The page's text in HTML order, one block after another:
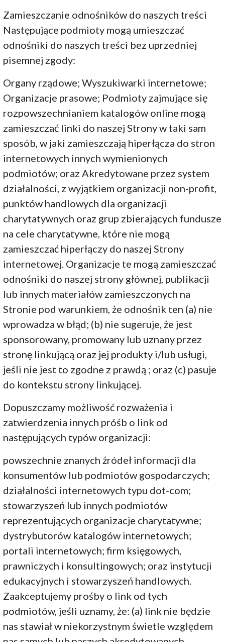
Zamieszczanie odnośników do naszych treści
Następujące podmioty mogą umieszczać
odnośniki do naszych treści bez uprzedniej
pisemnej zgody:
Organy rządowe; Wyszukiwarki internetowe;
Organizacje prasowe; Podmioty zajmujące się
rozpowszechnianiem katalogów online mogą
zamieszczać linki do naszej Strony w taki sam
sposób, w jaki zamieszczają hiperłącza do stron
internetowych innych wymienionych
podmiotów; oraz Akredytowane przez system
działalności, z wyjątkiem organizacji non-profit,
punktów handlowych dla organizacji
charytatywnych oraz grup zbierających fundusze
na cele charytatywne, które nie mogą
zamieszczać hiperłączy do naszej Strony
internetowej. Organizacje te mogą zamieszczać
odnośniki do naszej strony głównej, publikacji
lub innych materiałów zamieszczonych na
Stronie pod warunkiem, że odnośnik ten (a) nie
wprowadza w błąd; (b) nie sugeruje, że jest
sponsorowany, promowany lub uznany przez
stronę linkującą oraz jej produkty i/lub usługi,
jeśli nie jest to zgodne z prawdą ; oraz (c) pasuje
do kontekstu strony linkującej.
Dopuszczamy możliwość rozważenia i
zatwierdzenia innych próśb o link od
następujących typów organizacji:
powszechnie znanych źródeł informacji dla
konsumentów lub podmiotów gospodarczych;
działalności internetowych typu dot-com;
stowarzyszeń lub innych podmiotów
reprezentujących organizacje charytatywne;
dystrybutorów katalogów internetowych;
portali internetowych; firm księgowych,
prawniczych i konsultingowych; oraz instytucji
edukacyjnych i stowarzyszeń handlowych.
Zaakceptujemy prośby o link od tych
podmiotów, jeśli uznamy, że: (a) link nie będzie
nas stawiał w niekorzystnym świetle względem